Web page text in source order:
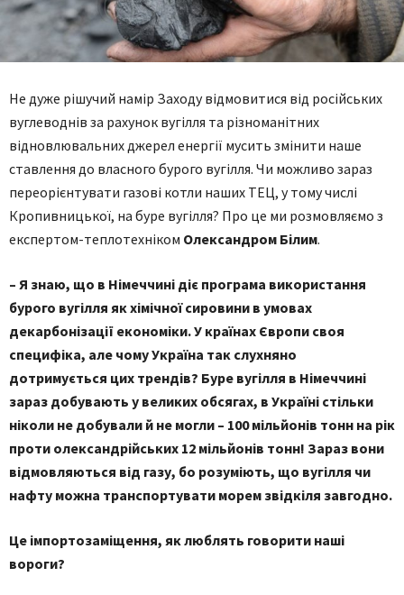
Не дуже рішучий намір Заходу відмовитися від російських
вуглеводнів за рахунок вугілля та різноманітних
відновлювальних джерел енергії мусить змінити наше
ставлення до власного бурого вугілля. Чи можливо зараз
переорієнтувати газові котли наших ТЕЦ, у тому числі
Кропивницької, на буре вугілля? Про це ми розмовляємо з
експертом-теплотехніком Олександром Білим.
– Я знаю, що в Німеччині діє програма використання
бурого вугілля як хімічної сировини в умовах
декарбонізації економіки. У країнах Європи своя
специфіка, але чому Україна так слухняно
дотримується цих трендів? Буре вугілля в Німеччині
зараз добувають у великих обсягах, в Україні стільки
ніколи не добували й не могли – 100 мільйонів тонн на рік
проти олександрійських 12 мільйонів тонн! Зараз вони
відмовляються від газу, бо розуміють, що вугілля чи
нафту можна транспортувати морем звідкіля завгодно.
Це імпортозаміщення, як люблять говорити наші
вороги?